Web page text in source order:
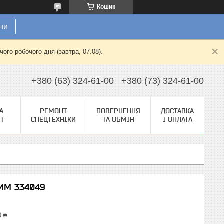
Кошик
робочого дня (завтра, 07.08).
+380 (63) 324-61-00 +380 (73) 324-61-00
РЕМОНТ
СПЕЦТЕХНІКИ
ПОВЕРНЕННЯ
ТА ОБМІН
ДОСТАВКА
І ОПЛАТА
334049
₴